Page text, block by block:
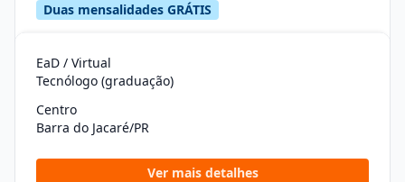
Duas mensalidades GRÁTIS
EaD / Virtual
Tecnólogo (graduação)
Centro
Barra do Jacaré/PR
Ver mais detalhes